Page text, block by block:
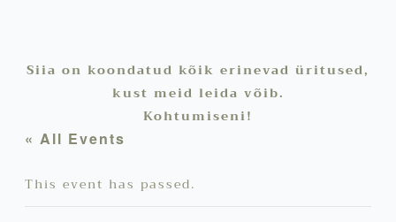
Siia on koondatud kõik erinevad üritused,
kust meid leida võib.
Kohtumiseni!
« All Events
This event has passed.